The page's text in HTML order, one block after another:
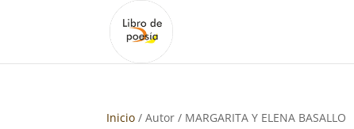
Inicio / Autor / MARGARITA Y ELENA BASALLO